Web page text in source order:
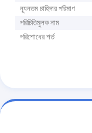
ন্যূনতম চাহিদার পরিমাণ
পরিচিতিমুলক নাম
পরিশোধের শর্ত